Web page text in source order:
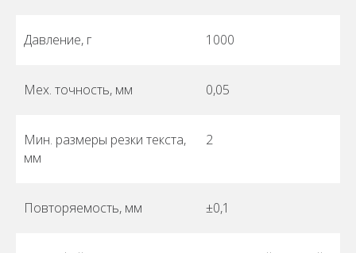
Давление, г 1000
Мех. точность, мм 0,05
Мин. размеры резки текста,
мм
2
Повторяемость, мм ±0,1